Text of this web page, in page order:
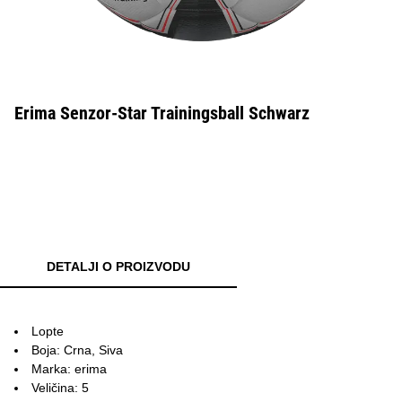
Erima Senzor-Star Trainingsball Schwarz
DETALJI O PROIZVODU
Lopte
Boja: Crna, Siva
Marka: erima
Veličina: 5